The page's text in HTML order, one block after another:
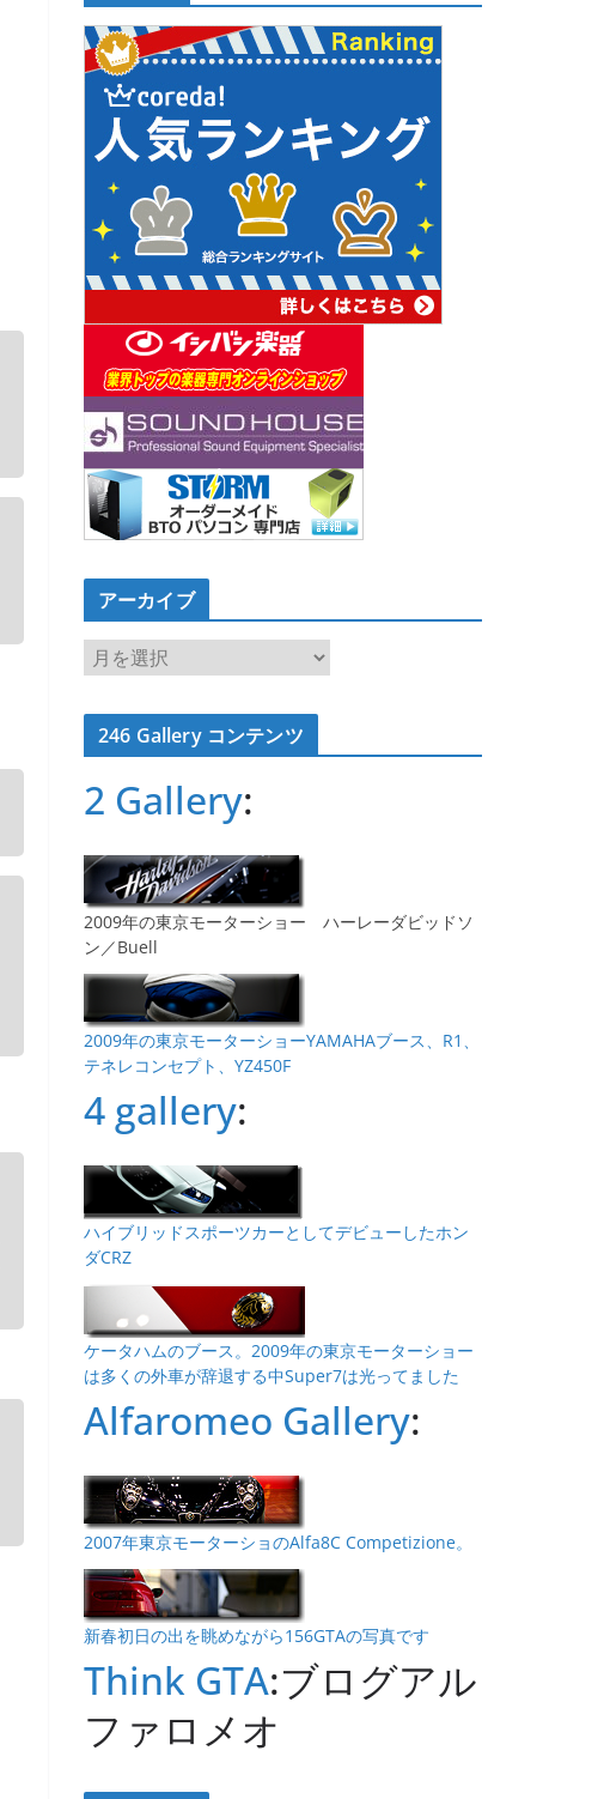
アーカイブ
ア
ー
カ
イ246 Gallery コンテンツ
2 Gallery:
2009年の東京モーターショー ハーレーダビッドソ
ン／Buell
2009年の東京モーターショーYAMAHAブース、R1、
テネレコンセプト、YZ450F
4 gallery:
ハイブリッドスポーツカーとしてデビューしたホン
ダCRZ
ケータハムのブース。2009年の東京モーターショー
は多くの外車が辞退する中Super7は光ってました
Alfaromeo Gallery:
2007年東京モーターショのAlfa8C Competizione。
新春初日の出を眺めながら156GTAの写真です
Think GTA:ブログアル
ファロメオ